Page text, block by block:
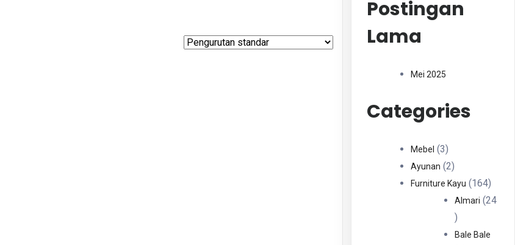
Postingan
Lama
Mei 2025
Categories
Mebel 33
Produk
Ayunan 22
Produk
Furniture Kayu 164164
Almari
24
24
Produk
Bale Bale